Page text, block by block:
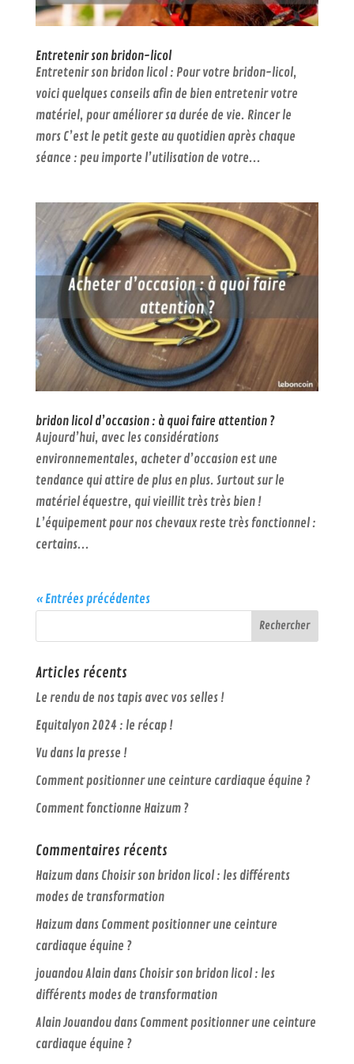
Entretenir son bridon-licol
Entretenir son bridon licol : Pour votre bridon-licol,
voici quelques conseils afin de bien entretenir votre
matériel, pour améliorer sa durée de vie. Rincer le
mors C’est le petit geste au quotidien après chaque
séance : peu importe l’utilisation de votre...
bridon licol d’occasion : à quoi faire attention ?
Aujourd’hui, avec les considérations
environnementales, acheter d’occasion est une
tendance qui attire de plus en plus. Surtout sur le
matériel équestre, qui vieillit très très bien !
L’équipement pour nos chevaux reste très fonctionnel :
certains...
« Entrées précédentes
Articles récents
Le rendu de nos tapis avec vos selles !
Equitalyon 2024 : le récap !
Vu dans la presse !
Comment positionner une ceinture cardiaque équine ?
Comment fonctionne Haizum ?
Commentaires récents
Haizumdans Choisir son bridon licol : les différents
modes de transformation
Haizumdans Comment positionner une ceinture
cardiaque équine ?
jouandou Alaindans Choisir son bridon licol : les
différents modes de transformation
Alain Jouandoudans Comment positionner une ceinture
cardiaque équine ?